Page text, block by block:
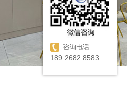
咨询电话
189 2682 8583